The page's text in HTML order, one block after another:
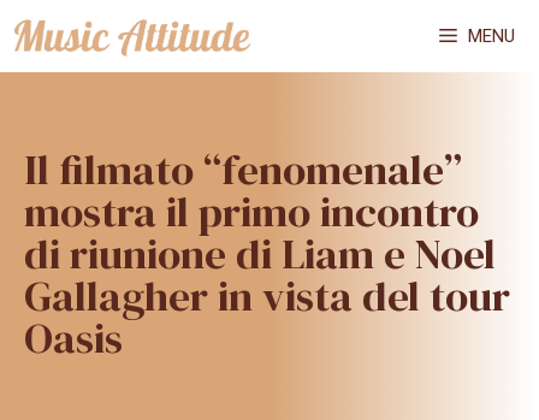
Vai
al
MENU
Il filmato “fenomenale”
mostra il primo incontro
di riunione di Liam e Noel
Gallagher in vista del tour
Oasis